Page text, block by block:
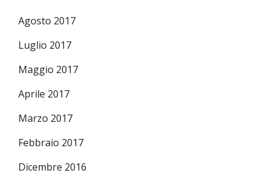
Agosto 2017
Luglio 2017
Maggio 2017
Aprile 2017
Marzo 2017
Febbraio 2017
Dicembre 2016